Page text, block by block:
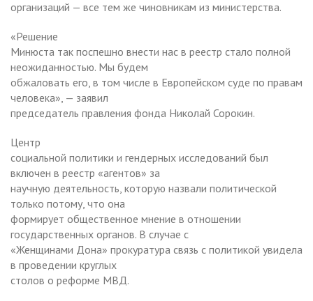
организаций — все тем же чиновникам из министерства.
«Решение
Минюста так поспешно внести нас в реестр стало полной
неожиданностью. Мы будем
обжаловать его, в том числе в Европейском суде по правам
человека», — заявил
председатель правления фонда Николай Сорокин.
Центр
социальной политики и гендерных исследований был
включен в реестр «агентов» за
научную деятельность, которую назвали политической
только потому, что она
формирует общественное мнение в отношении
государственных органов. В случае с
«Женщинами Дона» прокуратура связь с политикой увидела
в проведении круглых
столов о реформе МВД.